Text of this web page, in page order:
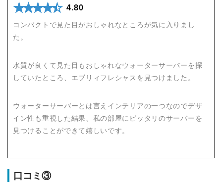
★★★★★
☆☆☆☆☆ 4.80
コンパクトで見た目がおしゃれなところが気に入りまし
た。
水質が良くて見た目もおしゃれなウォーターサーバーを探
していたところ、エブリィフレシャスを見つけました。
ウォーターサーバーとは言えインテリアの一つなのでデザ
イン性も重視した結果、私の部屋にピッタリのサーバーを
見つけることができて嬉しいです。
口コミ③